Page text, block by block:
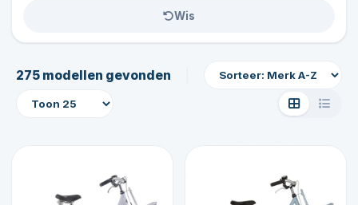
Wis
275 modellen gevonden